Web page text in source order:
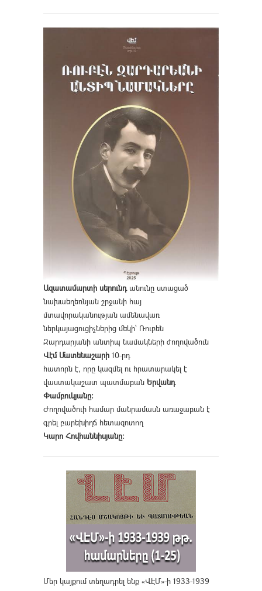
Ազատամարտի սերունդանունը ստացած
նախաեղեռնյան շրջանի հայ
մտավորականության ամենավառ
ներկայացուցիչներից մեկի՝ Ռուբեն
Զարդարյանի անտիպ նամակների ժողովածուն
Վէմ Մատենաշարի 10-րդ
հատորն է, որը կազմել ու հրատարակել է
վաստակաշատ պատմաբան Երվանդ
Փամբուկյանը։
Ժողովածուի համար մանրամասն առաջաբան է
գրել բարեխիղճ հետազոտող
Կարո Հովհաննիսյանը։
Մեր կայքում տեղադրել ենք «ՎԷՄ»-ի 1933-1939